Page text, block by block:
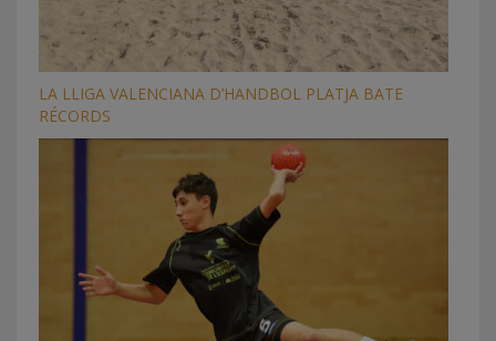
LA LLIGA VALENCIANA D’HANDBOL PLATJA BATE
RÉCORDS